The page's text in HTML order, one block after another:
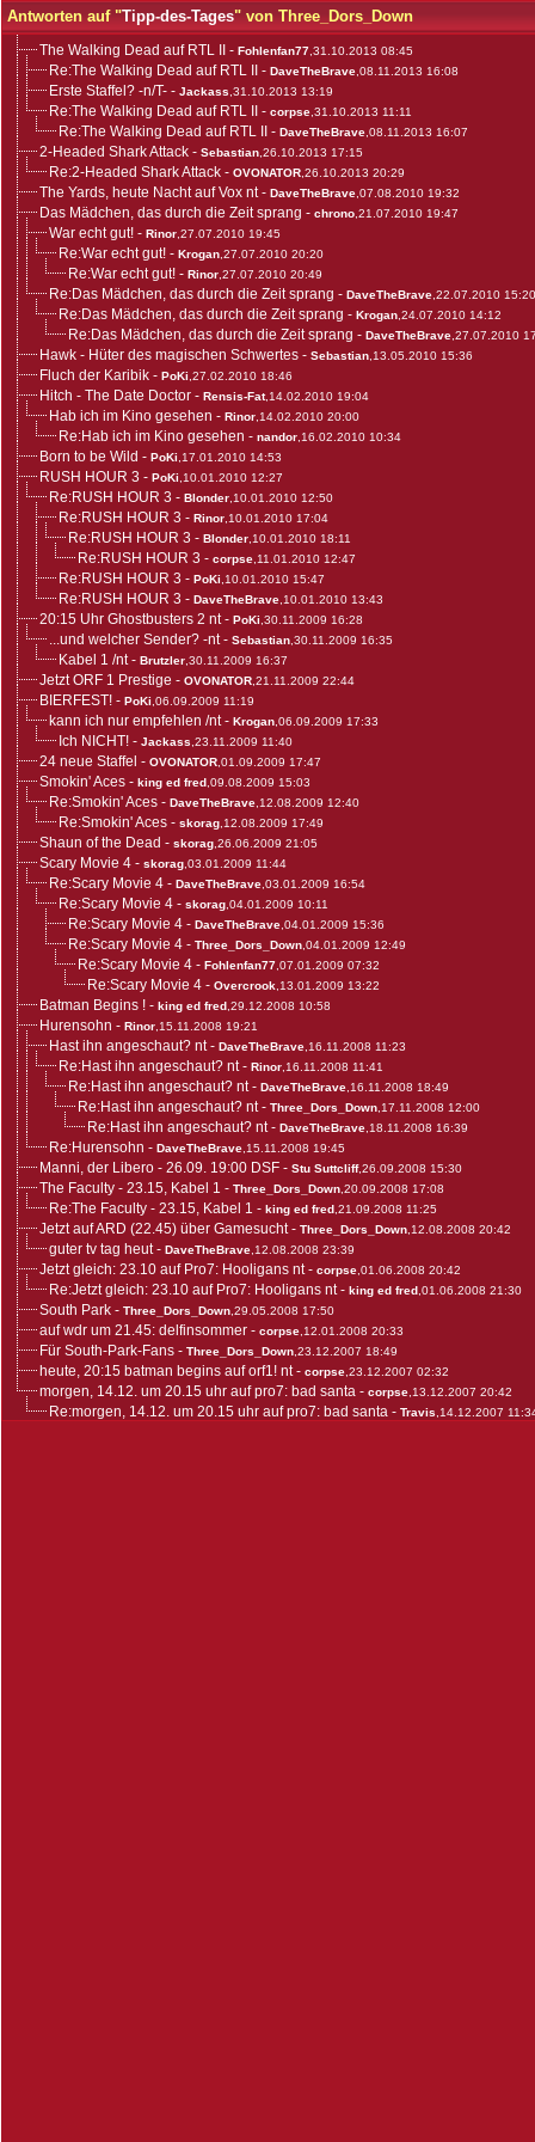
Antworten auf "Tipp-des-Tages" von Three_Dors_Down
The Walking Dead auf RTL II - Fohlenfan77 ,31.10.2013 08:45
Re:The Walking Dead auf RTL II - DaveTheBrave ,08.11.2013 16:08
Erste Staffel? -n/T- - Jackass ,31.10.2013 13:19
Re:The Walking Dead auf RTL II - corpse ,31.10.2013 11:11
Re:The Walking Dead auf RTL II - DaveTheBrave ,08.11.2013 16:07
2-Headed Shark Attack - Sebastian ,26.10.2013 17:15
Re:2-Headed Shark Attack - OVONATOR ,26.10.2013 20:29
The Yards, heute Nacht auf Vox nt- DaveTheBrave ,07.08.2010 19:32
Das Mädchen, das durch die Zeit sprang - chrono ,21.07.2010 19:47
War echt gut! - Rinor ,27.07.2010 19:45
Re:War echt gut! - Krogan ,27.07.2010 20:20
Re:War echt gut! - Rinor ,27.07.2010 20:49
Re:Das Mädchen, das durch die Zeit sprang - DaveTheBrave ,22.07.2010 15:20
Re:Das Mädchen, das durch die Zeit sprang - Krogan ,24.07.2010 14:12
Re:Das Mädchen, das durch die Zeit sprang - DaveTheBrave ,27.07.2010
Hawk - Hüter des magischen Schwertes - Sebastian ,13.05.2010 15:36
Fluch der Karibik - PoKi ,27.02.2010 18:46
Hitch - The Date Doctor - Rensis-Fat,14.02.2010 19:04
Hab ich im Kino gesehen - Rinor ,14.02.2010 20:00
Re:Hab ich im Kino gesehen - nandor ,16.02.2010 10:34
Born to be Wild - PoKi ,17.01.2010 14:53
RUSH HOUR 3 - PoKi ,10.01.2010 12:27
Re:RUSH HOUR 3 - Blonder ,10.01.2010 12:50
Re:RUSH HOUR 3 - Rinor ,10.01.2010 17:04
Re:RUSH HOUR 3 - Blonder ,10.01.2010 18:11
Re:RUSH HOUR 3 - corpse ,11.01.2010 12:47
Re:RUSH HOUR 3 - PoKi ,10.01.2010 15:47
Re:RUSH HOUR 3 - DaveTheBrave ,10.01.2010 13:43
20:15 Uhr Ghostbusters 2 nt- PoKi ,30.11.2009 16:28
...und welcher Sender? -nt- Sebastian ,30.11.2009 16:35
Kabel 1 /nt- Brutzler ,30.11.2009 16:37
Jetzt ORF 1 Prestige - OVONATOR ,21.11.2009 22:44
BIERFEST! - PoKi ,06.09.2009 11:19
kann ich nur empfehlen /nt- Krogan ,06.09.2009 17:33
Ich NICHT! - Jackass ,23.11.2009 11:40
24 neue Staffel - OVONATOR ,01.09.2009 17:47
Smokin' Aces - king ed fred ,09.08.2009 15:03
Re:Smokin' Aces - DaveTheBrave ,12.08.2009 12:40
Re:Smokin' Aces - skorag ,12.08.2009 17:49
Shaun of the Dead - skorag ,26.06.2009 21:05
Scary Movie 4 - skorag ,03.01.2009 11:44
Re:Scary Movie 4 - DaveTheBrave ,03.01.2009 16:54
Re:Scary Movie 4 - skorag ,04.01.2009 10:11
Re:Scary Movie 4 - DaveTheBrave ,04.01.2009 15:36
Re:Scary Movie 4 - Three_Dors_Down ,04.01.2009 12:49
Re:Scary Movie 4 - Fohlenfan77 ,07.01.2009 07:32
Re:Scary Movie 4 - Overcrook ,13.01.2009 13:22
Batman Begins ! - king ed fred ,29.12.2008 10:58
Hurensohn - Rinor ,15.11.2008 19:21
Hast ihn angeschaut? nt- DaveTheBrave ,16.11.2008 11:23
Re:Hast ihn angeschaut? nt- Rinor ,16.11.2008 11:41
Re:Hast ihn angeschaut? nt- DaveTheBrave ,16.11.2008 18:49
Re:Hast ihn angeschaut? nt- Three_Dors_Down ,17.11.2008 12:00
Re:Hast ihn angeschaut? nt- DaveTheBrave ,18.11.2008 16:39
Re:Hurensohn - DaveTheBrave ,15.11.2008 19:45
Manni, der Libero - 26.09. 19:00 DSF - Stu Suttcliff,26.09.2008 15:30
The Faculty - 23.15, Kabel 1 - Three_Dors_Down ,20.09.2008 17:08
Re:The Faculty - 23.15, Kabel 1 - king ed fred ,21.09.2008 11:25
Jetzt auf ARD (22.45) über Gamesucht- Three_Dors_Down ,12.08.2008 20:42
guter tv tag heut- DaveTheBrave ,12.08.2008 23:39
Jetzt gleich: 23.10 auf Pro7: Hooligans nt- corpse ,01.06.2008 20:42
Re:Jetzt gleich: 23.10 auf Pro7: Hooligans nt- king ed fred ,01.06.2008 21:30
South Park - Three_Dors_Down ,29.05.2008 17:50
auf wdr um 21.45: delfinsommer - corpse ,12.01.2008 20:33
Für South-Park-Fans - Three_Dors_Down ,23.12.2007 18:49
heute, 20:15 batman begins auf orf1! nt- corpse ,23.12.2007 02:32
morgen, 14.12. um 20.15 uhr auf pro7: bad santa - corpse ,13.12.2007 20:42
Re:morgen, 14.12. um 20.15 uhr auf pro7: bad santa - Travis ,14.12.2007